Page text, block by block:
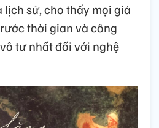
sử, cho thấy mọi giá
thời gian và công
tư nhất đối với nghệ